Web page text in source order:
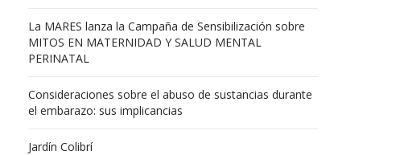
La MARES lanza la Campaña de Sensibilización sobre
MITOS EN MATERNIDAD Y SALUD MENTAL
PERINATAL
Consideraciones sobre el abuso de sustancias durante
el embarazo: sus implicancias
Jardín Colibrí